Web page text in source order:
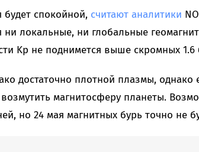
будет спокойной, считают аналитики
локальные, ни глобальные
Kp не поднимется выше скромных 1.6
достаточно плотной плазмы, однако
магнитосферу планеты.
но 24 мая магнитных бурь точно не